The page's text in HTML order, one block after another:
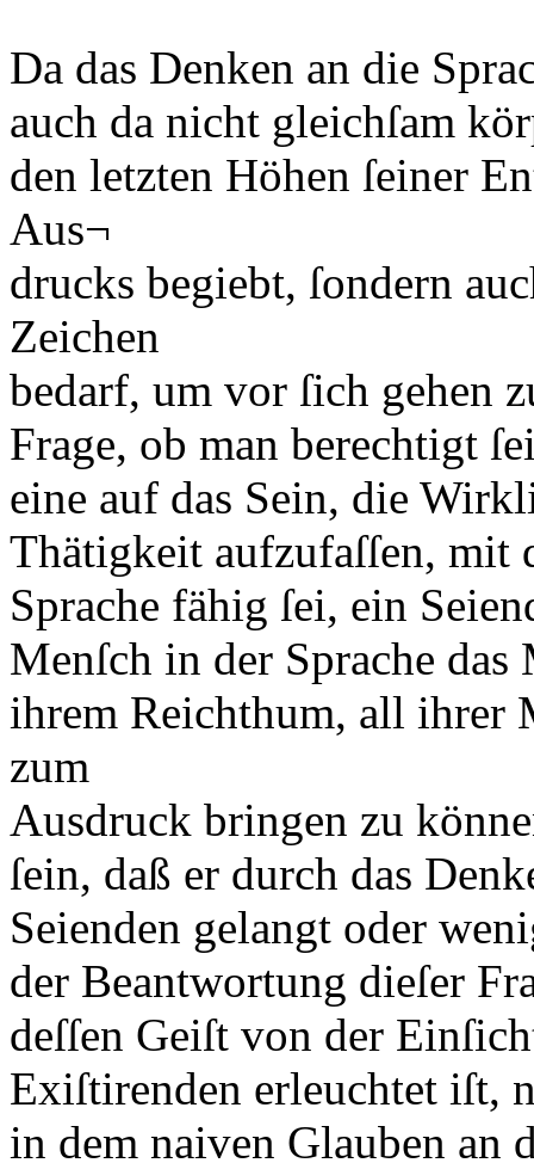
Da das Denken an die
auch da nicht gleichſam
den letzten Höhen ſeiner
Aus¬
drucks begiebt, ſondern
Zeichen
bedarf, um vor ſich gehen
Frage, ob man berechtigt
eine auf das Sein, die
Thätigkeit aufzufaſſen, mit
Sprache fähig ſei, ein
Menſch in der Sprache
ihrem Reichthum, all ihrer
zum
Ausdruck bringen zu
ſein, daß er durch das
Seienden gelangt oder
der Beantwortung dieſer
deſſen Geiſt von der
Exiſtirenden erleuchtet iſt,
in dem naiven Glauben an